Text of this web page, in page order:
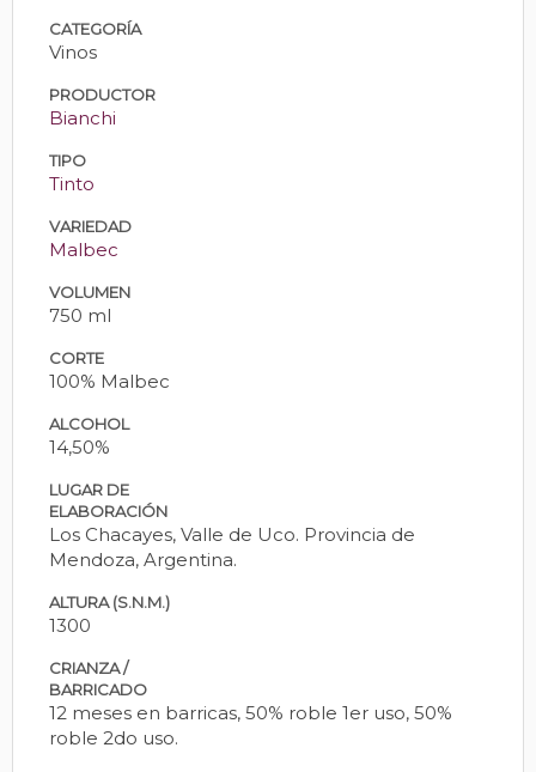
CATEGORÍA
Vinos
PRODUCTOR
Bianchi
TIPO
Tinto
VARIEDAD
Malbec
VOLUMEN
750 ml
CORTE
100% Malbec
ALCOHOL
14,50%
LUGAR DE
ELABORACIÓN
Los Chacayes, Valle de Uco. Provincia de
Mendoza, Argentina.
ALTURA (S.N.M.)
1300
CRIANZA /
BARRICADO
12 meses en barricas, 50% roble 1er uso, 50%
roble 2do uso.